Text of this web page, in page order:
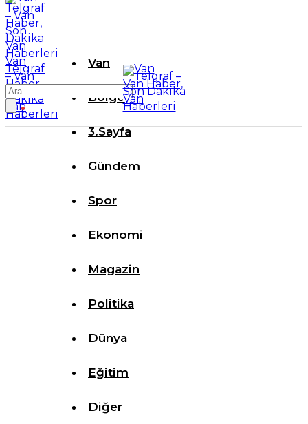
Van
Telgraf
– Van
Haber,
Son
Dakika
Van
Haberleri
Van
Bölge
3.Sayfa
Gündem
Spor
Ekonomi
Magazin
Politika
Dünya
Eğitim
Diğer